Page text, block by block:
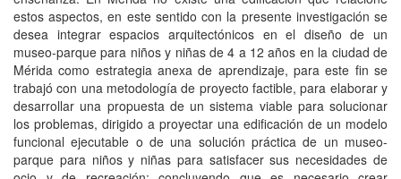
estos aspectos, en este sentido con la presente investigación se
desea integrar espacios arquitectónicos en el diseño de un
museo-parque para niños y niñas de 4 a 12 años en la ciudad de
Mérida como estrategia anexa de aprendizaje, para este fin se
trabajó con una metodología de proyecto factible, para elaborar y
desarrollar una propuesta de un sistema viable para solucionar
los problemas, dirigido a proyectar una edificación de un modelo
funcional ejecutable o de una solución práctica de un museo-
parque para niños y niñas para satisfacer sus necesidades de